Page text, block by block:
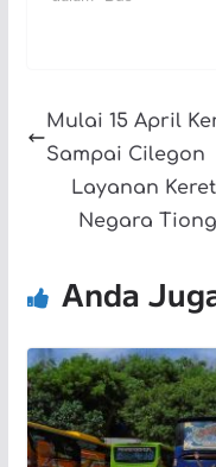
Mulai 15 April
Sampai Cilegon
Layanan
Negara
Anda